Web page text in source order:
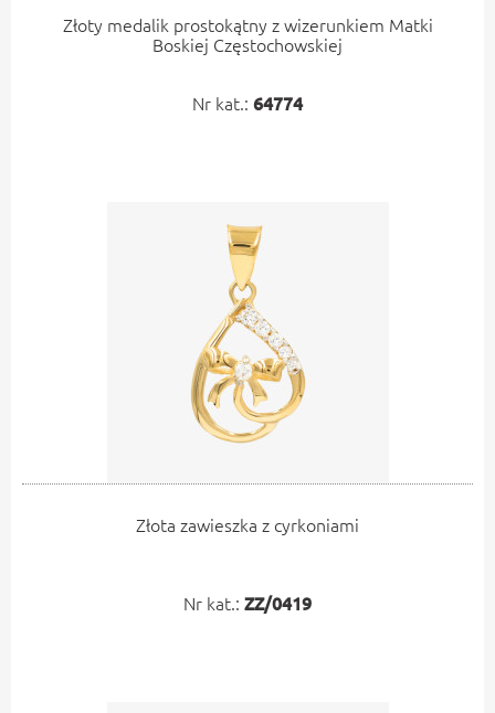
Złoty medalik prostokątny z wizerunkiem Matki
Boskiej Częstochowskiej
Nr kat.: 64774
Złota zawieszka z cyrkoniami
Nr kat.: ZZ/0419